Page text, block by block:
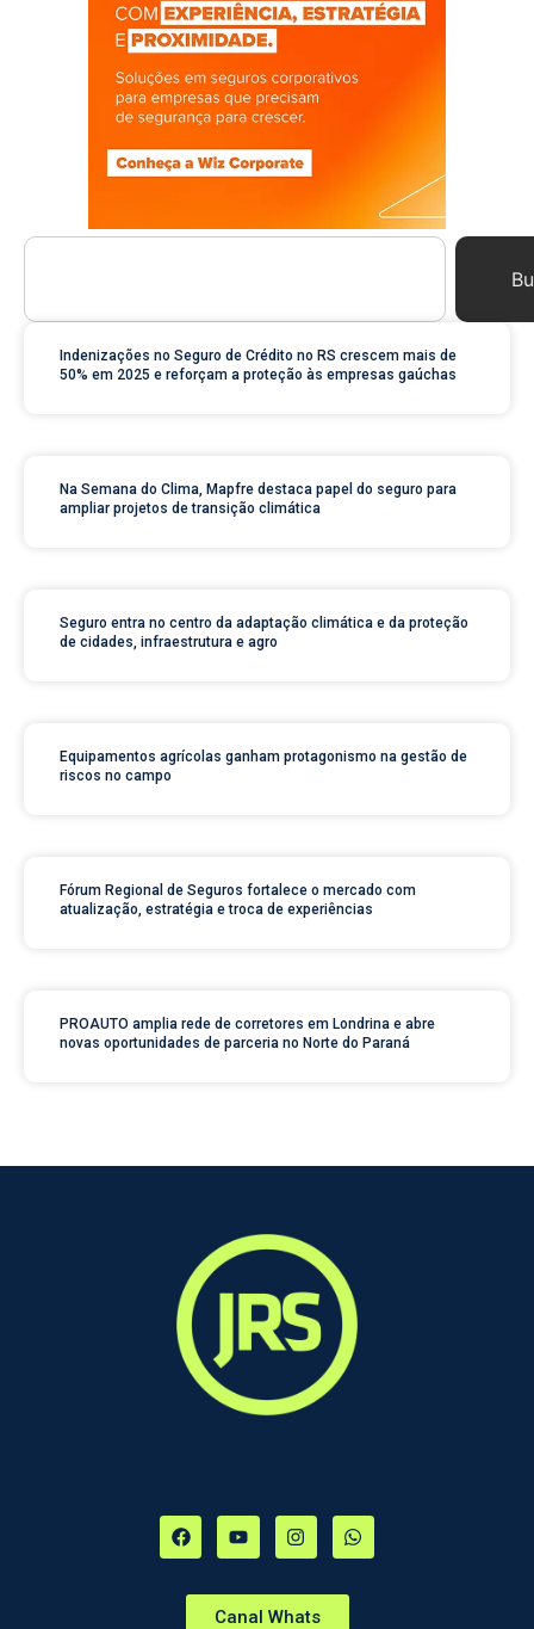
Indenizações no Seguro de Crédito no RS crescem mais de
50% em 2025 e reforçam a proteção às empresas gaúchas
Na Semana do Clima, Mapfre destaca papel do seguro para
ampliar projetos de transição climática
Seguro entra no centro da adaptação climática e da proteção
de cidades, infraestrutura e agro
Equipamentos agrícolas ganham protagonismo na gestão de
riscos no campo
Fórum Regional de Seguros fortalece o mercado com
atualização, estratégia e troca de experiências
PROAUTO amplia rede de corretores em Londrina e abre
novas oportunidades de parceria no Norte do Paraná
Canal Whats